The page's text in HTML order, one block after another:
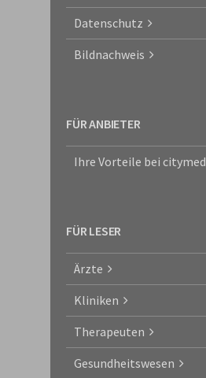
Datenschutz
Bildnachweis
FÜR ANBIETER
Ihre Vorteile bei citymed
FÜR LESER
Ärzte
Kliniken
Therapeuten
Gesundheitswesen